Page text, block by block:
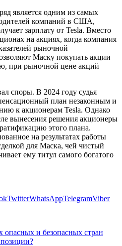
является одним из самых
компаний в США,
зарплату от Tesla. Вместо
на акциях, когда компания
рыночной
Маску покупать акции
при рыночной цене акций
споры. В 2024 году судья
план незаконным и
к акционерам Tesla. Однако
вынесения решения акционеры
этого плана.
на результатах работы
для Маска, чей чистый
ему титул самого богатого
TwitterWhatsAppTelegramViber
и безопасных стран